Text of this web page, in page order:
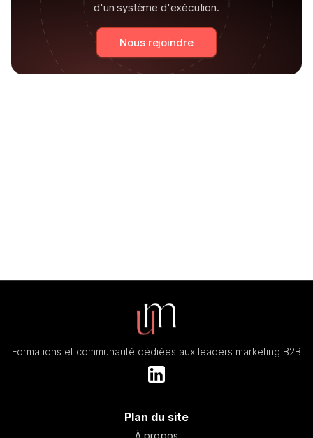
d'un système d'exécution.
Nous rejoindre
Formations et communauté dédiées aux leaders marketing B2B
Plan du site
À propos